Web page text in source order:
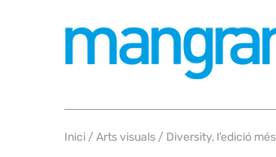
Inici /Arts visuals / Diversity, l’edició